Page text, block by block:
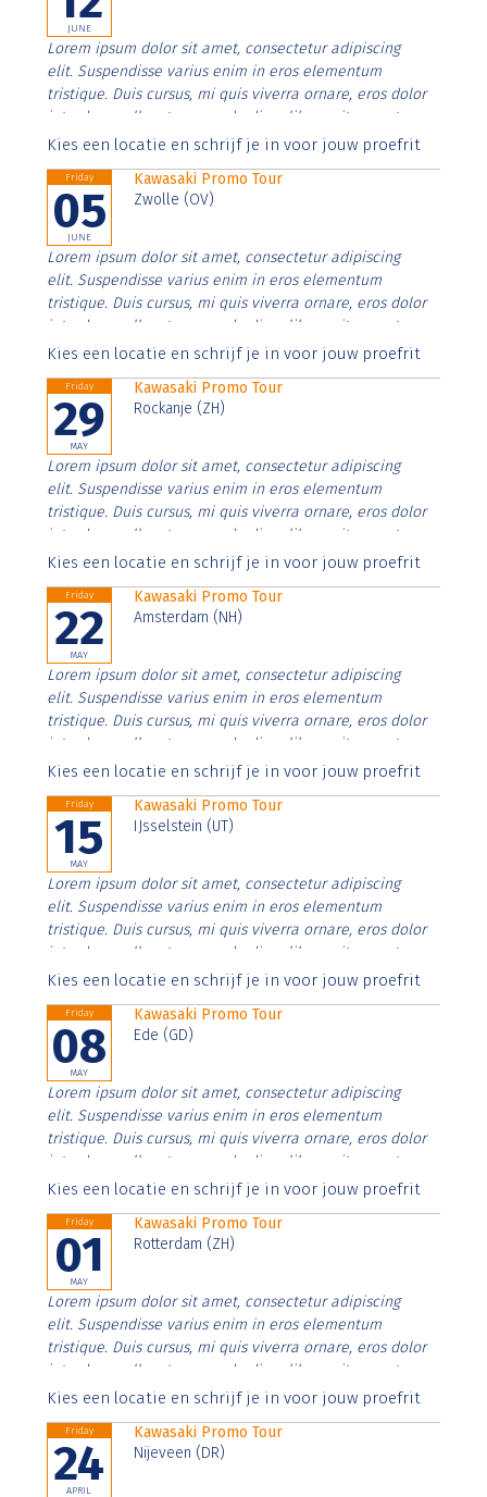
JUNE
Lorem ipsum dolor sit amet, consectetur adipiscing
elit. Suspendisse varius enim in eros elementum
tristique. Duis cursus, mi quis viverra ornare, eros dolor
interdum nulla, ut commodo diam libero vitae erat.
Aenean faucibus nibh et justo cursus id rutrum lorem
Kies een locatie en schrijf je in voor jouw proefrit
Friday
05
JUNE
Kawasaki Promo Tour
Zwolle (OV)
Lorem ipsum dolor sit amet, consectetur adipiscing
elit. Suspendisse varius enim in eros elementum
tristique. Duis cursus, mi quis viverra ornare, eros dolor
interdum nulla, ut commodo diam libero vitae erat.
Aenean faucibus nibh et justo cursus id rutrum lorem
Kies een locatie en schrijf je in voor jouw proefrit
Friday
29
MAY
Kawasaki Promo Tour
Rockanje (ZH)
Lorem ipsum dolor sit amet, consectetur adipiscing
elit. Suspendisse varius enim in eros elementum
tristique. Duis cursus, mi quis viverra ornare, eros dolor
interdum nulla, ut commodo diam libero vitae erat.
Aenean faucibus nibh et justo cursus id rutrum lorem
Kies een locatie en schrijf je in voor jouw proefrit
Friday
22
MAY
Kawasaki Promo Tour
Amsterdam (NH)
Lorem ipsum dolor sit amet, consectetur adipiscing
elit. Suspendisse varius enim in eros elementum
tristique. Duis cursus, mi quis viverra ornare, eros dolor
interdum nulla, ut commodo diam libero vitae erat.
Aenean faucibus nibh et justo cursus id rutrum lorem
Kies een locatie en schrijf je in voor jouw proefrit
Friday
15
MAY
Kawasaki Promo Tour
IJsselstein (UT)
Lorem ipsum dolor sit amet, consectetur adipiscing
elit. Suspendisse varius enim in eros elementum
tristique. Duis cursus, mi quis viverra ornare, eros dolor
interdum nulla, ut commodo diam libero vitae erat.
Aenean faucibus nibh et justo cursus id rutrum lorem
Kies een locatie en schrijf je in voor jouw proefrit
Friday
08
MAY
Kawasaki Promo Tour
Ede (GD)
Lorem ipsum dolor sit amet, consectetur adipiscing
elit. Suspendisse varius enim in eros elementum
tristique. Duis cursus, mi quis viverra ornare, eros dolor
interdum nulla, ut commodo diam libero vitae erat.
Aenean faucibus nibh et justo cursus id rutrum lorem
Kies een locatie en schrijf je in voor jouw proefrit
Friday
01
MAY
Kawasaki Promo Tour
Rotterdam (ZH)
Lorem ipsum dolor sit amet, consectetur adipiscing
elit. Suspendisse varius enim in eros elementum
tristique. Duis cursus, mi quis viverra ornare, eros dolor
interdum nulla, ut commodo diam libero vitae erat.
Aenean faucibus nibh et justo cursus id rutrum lorem
Kies een locatie en schrijf je in voor jouw proefrit
Friday
24
APRIL
Kawasaki Promo Tour
Nijeveen (DR)